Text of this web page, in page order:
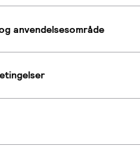
anvendelsesområde